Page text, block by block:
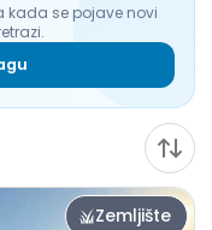
kada se pojave novi
Zemljište